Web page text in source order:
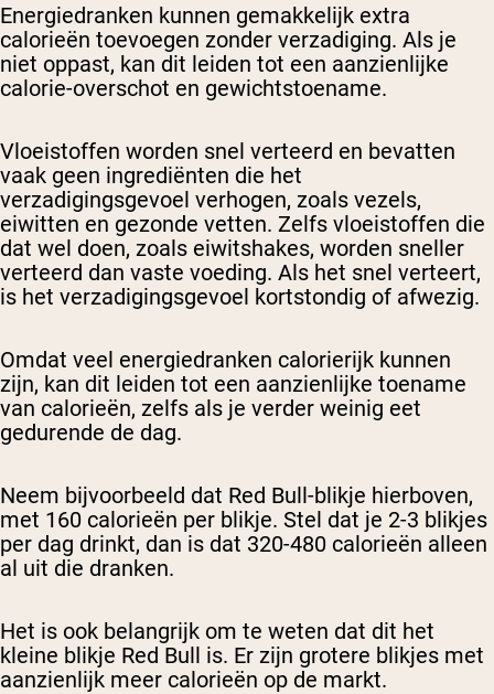
Energiedranken kunnen gemakkelijk extra
calorieën toevoegen zonder verzadiging. Als je
niet oppast, kan dit leiden tot een aanzienlijke
calorie-overschot en gewichtstoename.
Vloeistoffen worden snel verteerd en bevatten
vaak geen ingrediënten die het
verzadigingsgevoel verhogen, zoals vezels,
eiwitten en gezonde vetten. Zelfs vloeistoffen die
dat wel doen, zoals eiwitshakes, worden sneller
verteerd dan vaste voeding. Als het snel verteert,
is het verzadigingsgevoel kortstondig of afwezig.
Omdat veel energiedranken calorierijk kunnen
zijn, kan dit leiden tot een aanzienlijke toename
van calorieën, zelfs als je verder weinig eet
gedurende de dag.
Neem bijvoorbeeld dat Red Bull-blikje hierboven,
met 160 calorieën per blikje. Stel dat je 2-3 blikjes
per dag drinkt, dan is dat 320-480 calorieën alleen
al uit die dranken.
Het is ook belangrijk om te weten dat dit het
kleine blikje Red Bull is. Er zijn grotere blikjes met
aanzienlijk meer calorieën op de markt.